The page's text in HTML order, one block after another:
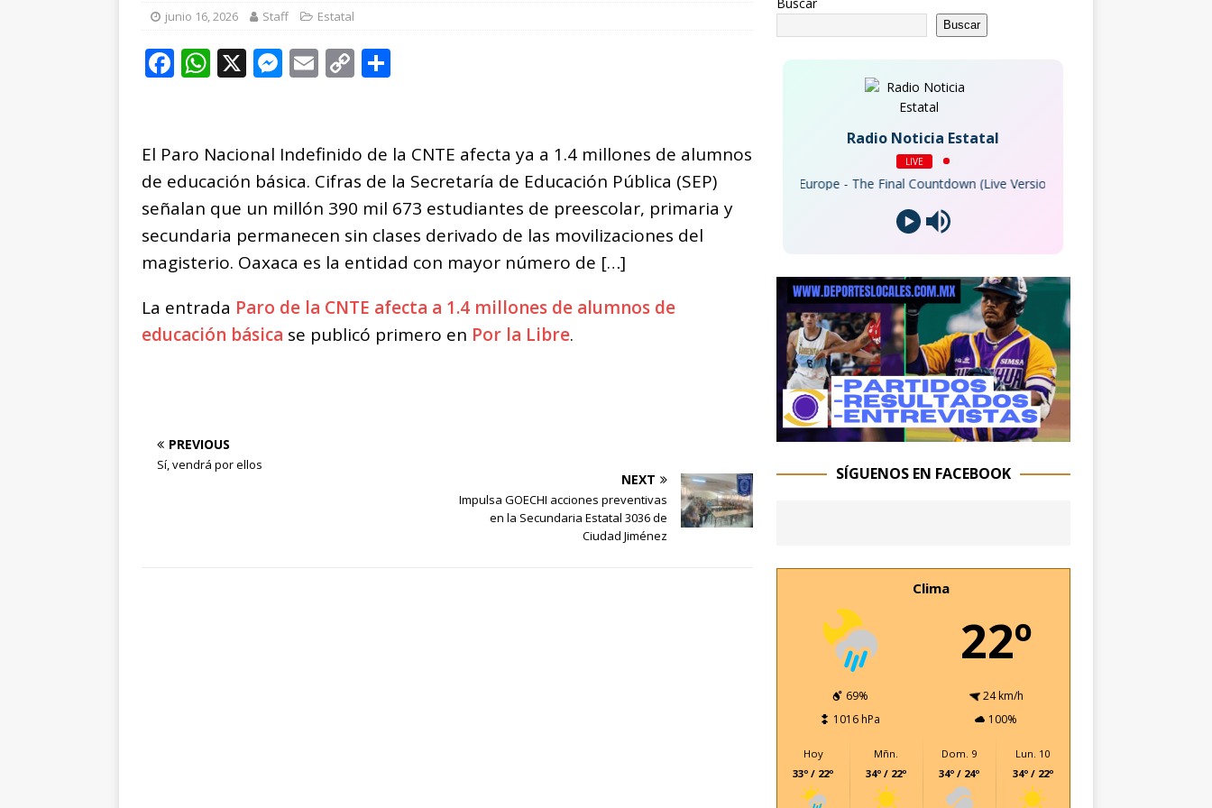
[ agosto 7, 2026 ]
junio 16, 2026 Staff Estatal
F
e
b
o
o
k
W
s
A
p
p
X M
e
n
g
e
r
E
l
C
y
Li
n
k
p
ar
ti
r
El Paro Nacional Indefinido de la CNTE afecta ya a 1.4 millones de alumnos
de educación básica. Cifras de la Secretaría de Educación Pública (SEP)
señalan que un millón 390 mil 673 estudiantes de preescolar, primaria y
secundaria permanecen sin clases derivado de las movilizaciones del
magisterio. Oaxaca es la entidad con mayor número de […]
La entrada Paro de la CNTE afecta a 1.4 millones de alumnos de
educación básica se publicó primero en Por la Libre.
PREVIOUS
Sí, vendrá por ellos
NEXT
Impulsa GOECHI acciones preventivas
en la Secundaria Estatal 3036 de
Ciudad Jiménez
Buscar
Radio Noticia Estatal
LIVE
Europe - The Final Countdown (Live Version)
SÍGUENOS EN FACEBOOK
Clima
22º
69%
24 km/h
1016 hPa
100%
Hoy
33º / 22º
Mñn.
34º / 22º
Dom. 9
34º / 24º
Lun. 10
34º / 22º